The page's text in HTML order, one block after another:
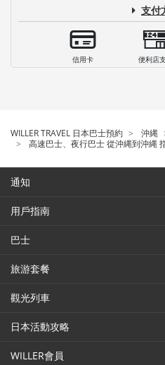
支付
信用卡 便利店
WILLER TRAVEL 日本巴士預約 沖縄
高速巴士、夜行巴士 從沖縄到沖縄
通知
用戶指南
巴士
旅游套餐
觀光列車
日本活動攻略
WILLER會員